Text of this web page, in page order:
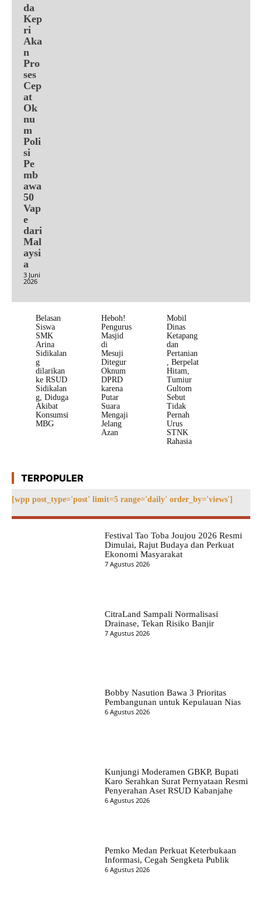
da
Kep
ri
Aka
n
Pro
ses
Cep
at
Ok
nu
m
Poli
si
Pe
mb
awa
50
Vap
e
dari
Mal
aysi
a
3 Juni
2026
Belasan
Siswa
SMK
Arina
Sidikalan
g
dilarikan
ke RSUD
Sidikalan
g, Diduga
Akibat
Konsumsi
MBG
Heboh!
Pengurus
Masjid
di
Mesuji
Ditegur
Oknum
DPRD
karena
Putar
Suara
Mengaji
Jelang
Azan
Mobil
Dinas
Ketapang
dan
Pertanian
, Berpelat
Hitam,
Tumiur
Gultom
Sebut
Tidak
Pernah
Urus
STNK
Rahasia
TERPOPULER
[wpp post_type='post' limit=5 range='daily' order_by='views']
Festival Tao Toba Joujou 2026 Resmi
Dimulai, Rajut Budaya dan Perkuat
Ekonomi Masyarakat
7 Agustus 2026
CitraLand Sampali Normalisasi
Drainase, Tekan Risiko Banjir
7 Agustus 2026
Bobby Nasution Bawa 3 Prioritas
Pembangunan untuk Kepulauan Nias
6 Agustus 2026
Kunjungi Moderamen GBKP, Bupati
Karo Serahkan Surat Pernyataan Resmi
Penyerahan Aset RSUD Kabanjahe
6 Agustus 2026
Pemko Medan Perkuat Keterbukaan
Informasi, Cegah Sengketa Publik
6 Agustus 2026